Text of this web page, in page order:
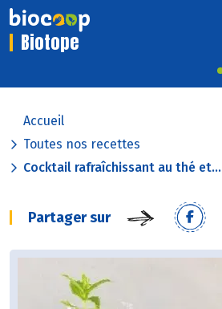
Biotope
Accueil
Toutes nos recettes
Cocktail rafraîchissant au thé et...
Partager sur